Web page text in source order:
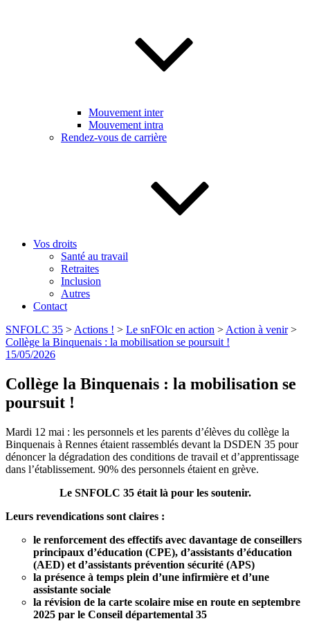
Mouvement inter
Mouvement intra
Rendez-vous de carrière
Vos droits
Santé au travail
Retraites
Inclusion
Autres
Contact
SNFOLC 35 > Actions ! > Le snFOlc en action > Action à venir>
Collège la Binquenais : la mobilisation se poursuit !
Publié
15/05/2026
Collège la Binquenais : la mobilisation se
poursuit !
Mardi 12 mai : les personnels et les parents d’élèves du collège la
Binquenais à Rennes étaient rassemblés devant la DSDEN 35 pour
dénoncer la dégradation des conditions de travail et d’apprentissage
dans l’établissement. 90% des personnels étaient en grève.
Le SNFOLC 35 était là pour les soutenir.
Leurs revendications sont claires :
le renforcement des effectifs avec davantage de conseillers
principaux d’éducation (CPE), d’assistants d’éducation
(AED) et d’assistants prévention sécurité (APS)
la présence à temps plein d’une infirmière et d’une
assistante sociale
la révision de la carte scolaire mise en route en septembre
2025 par le Conseil départemental 35